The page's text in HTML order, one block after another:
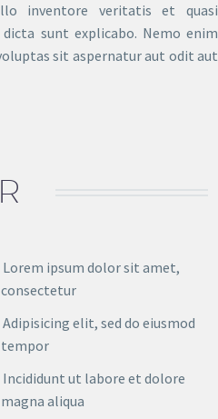
inventore veritatis et quasi
sunt explicabo. Nemo enim
sit aspernatur aut odit aut
Lorem ipsum dolor sit amet,
consectetur
Adipisicing elit, sed do eiusmod
tempor
Incididunt ut labore et dolore
magna aliqua